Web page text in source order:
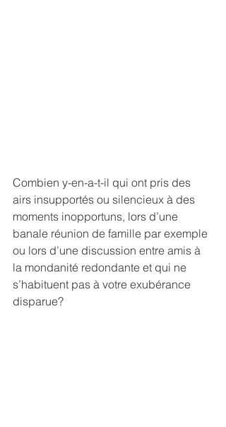
Combien y-en-a-t-il qui ont pris des
airs insupportés ou silencieux à des
moments inopportuns, lors d’une
banale réunion de famille par exemple
ou lors d’une discussion entre amis à
la mondanité redondante et qui ne
s’habituent pas à votre exubérance
disparue?